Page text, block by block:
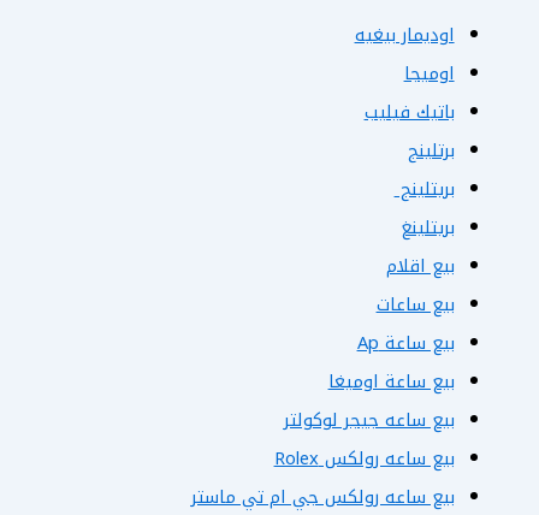
اوديمار بيغيه
اوميجا
باتيك فيليب
برتلينج
بريتلينج
بريتلينغ
بيع اقلام
بيع ساعات
بيع ساعة Ap
بيع ساعة اوميغا
بيع ساعه جيجر لوكولتر
بيع ساعه رولكس Rolex
بيع ساعه رولكس جي ام تي ماستر